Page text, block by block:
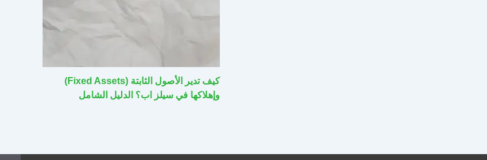
كيف تدير الأصول الثابتة (Fixed Assets)
وإهلاكها في سيلز اب؟ الدليل الشامل